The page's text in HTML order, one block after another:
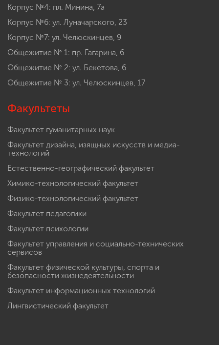
Корпус №4: пл. Минина, 7а
Корпус №6: ул. Луначарского, 23
Корпус №7: ул. Челюскинцев, 9
Общежитие № 1: пр. Гагарина, 6
Общежитие № 2: ул. Бекетова, 6
Общежитие № 3: ул. Челюскинцев, 17
Факультеты
Факультет гуманитарных наук
Факультет дизайна, изящных искусств и медиа-
технологий
Естественно-географический факультет
Химико-технологический факультет
Физико-технологический факультет
Факультет педагогики
Факультет психологии
Факультет управления и социально-технических
сервисов
Факультет физической культуры, спорта и
безопасности жизнедеятельности
Факультет информационных технологий
Лингвистический факультет